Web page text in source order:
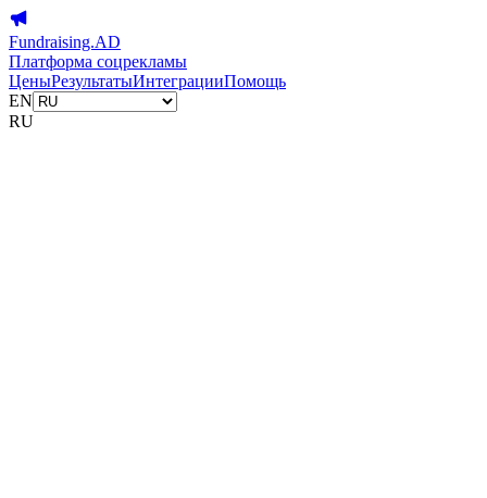
Fundraising.AD
Платформа соцрекламы
ЦеныРезультатыИнтеграцииПомощь
EN
RU